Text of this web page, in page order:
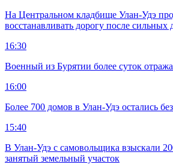
На Центральном кладбище Улан-Удэ
восстанавливать дорогу после сильных
16:30
Военный из Бурятии более суток
16:00
Более 700 домов в Улан-Удэ остались
15:40
В Улан-Удэ с самовольщика взыскали
занятый земельный участок